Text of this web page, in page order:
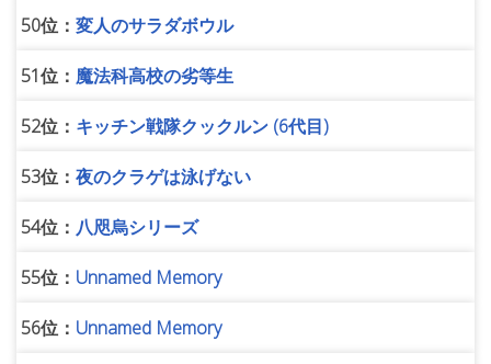
50位： 変人のサラダボウル
51位： 魔法科高校の劣等生
52位： キッチン戦隊クックルン (6代目)
53位： 夜のクラゲは泳げない
54位： 八咫烏シリーズ
55位： Unnamed Memory
56位： Unnamed Memory